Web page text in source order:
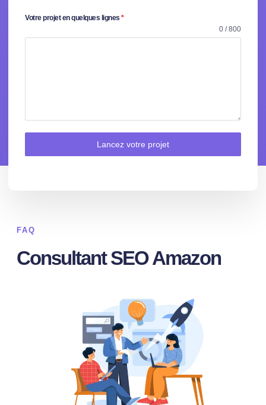
Votre projet en quelques lignes *
0 / 800
Lancez votre projet
FAQ
Consultant SEO Amazon